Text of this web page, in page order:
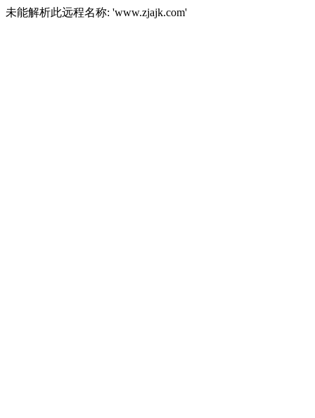
未能解析此远程名称: 'www.zjajk.com'